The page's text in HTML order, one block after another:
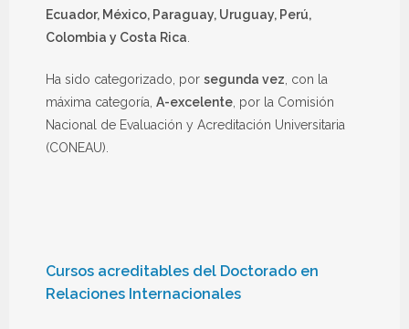
Ecuador, México, Paraguay, Uruguay, Perú,
Colombia y Costa Rica
Ha sido categorizado, por segunda vez , con la
máxima categoría, A-excelente , por la Comisión
Nacional de Evaluación y Acreditación Universitaria
(CONEAU).
Cursos acreditables del Doctorado en
Relaciones Internacionales